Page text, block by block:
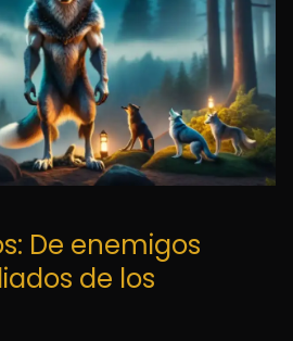
De enemigos
de los